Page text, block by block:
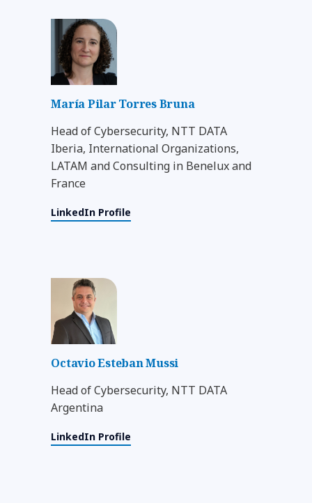
María Pilar Torres Bruna
Head of Cybersecurity, NTT DATA
Iberia, International Organizations,
LATAM and Consulting in Benelux and
France
LinkedIn Profile
Octavio Esteban Mussi
Head of Cybersecurity, NTT DATA
Argentina
LinkedIn Profile